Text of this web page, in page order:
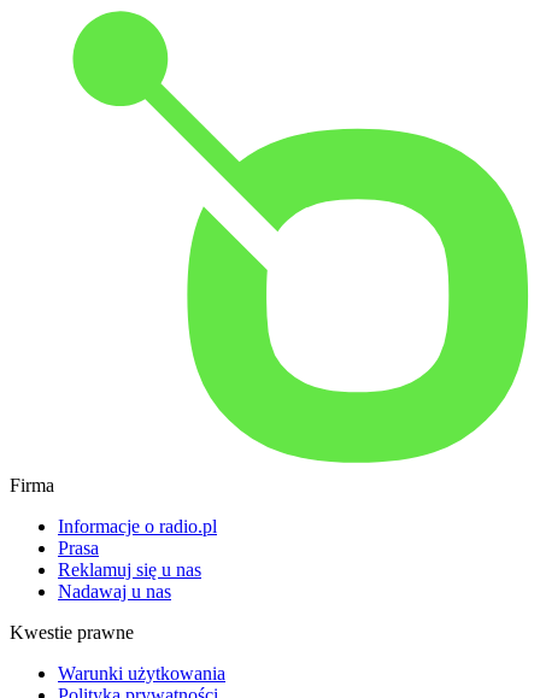
Firma
Informacje o radio.pl
Prasa
Reklamuj się u nas
Nadawaj u nas
Kwestie prawne
Warunki użytkowania